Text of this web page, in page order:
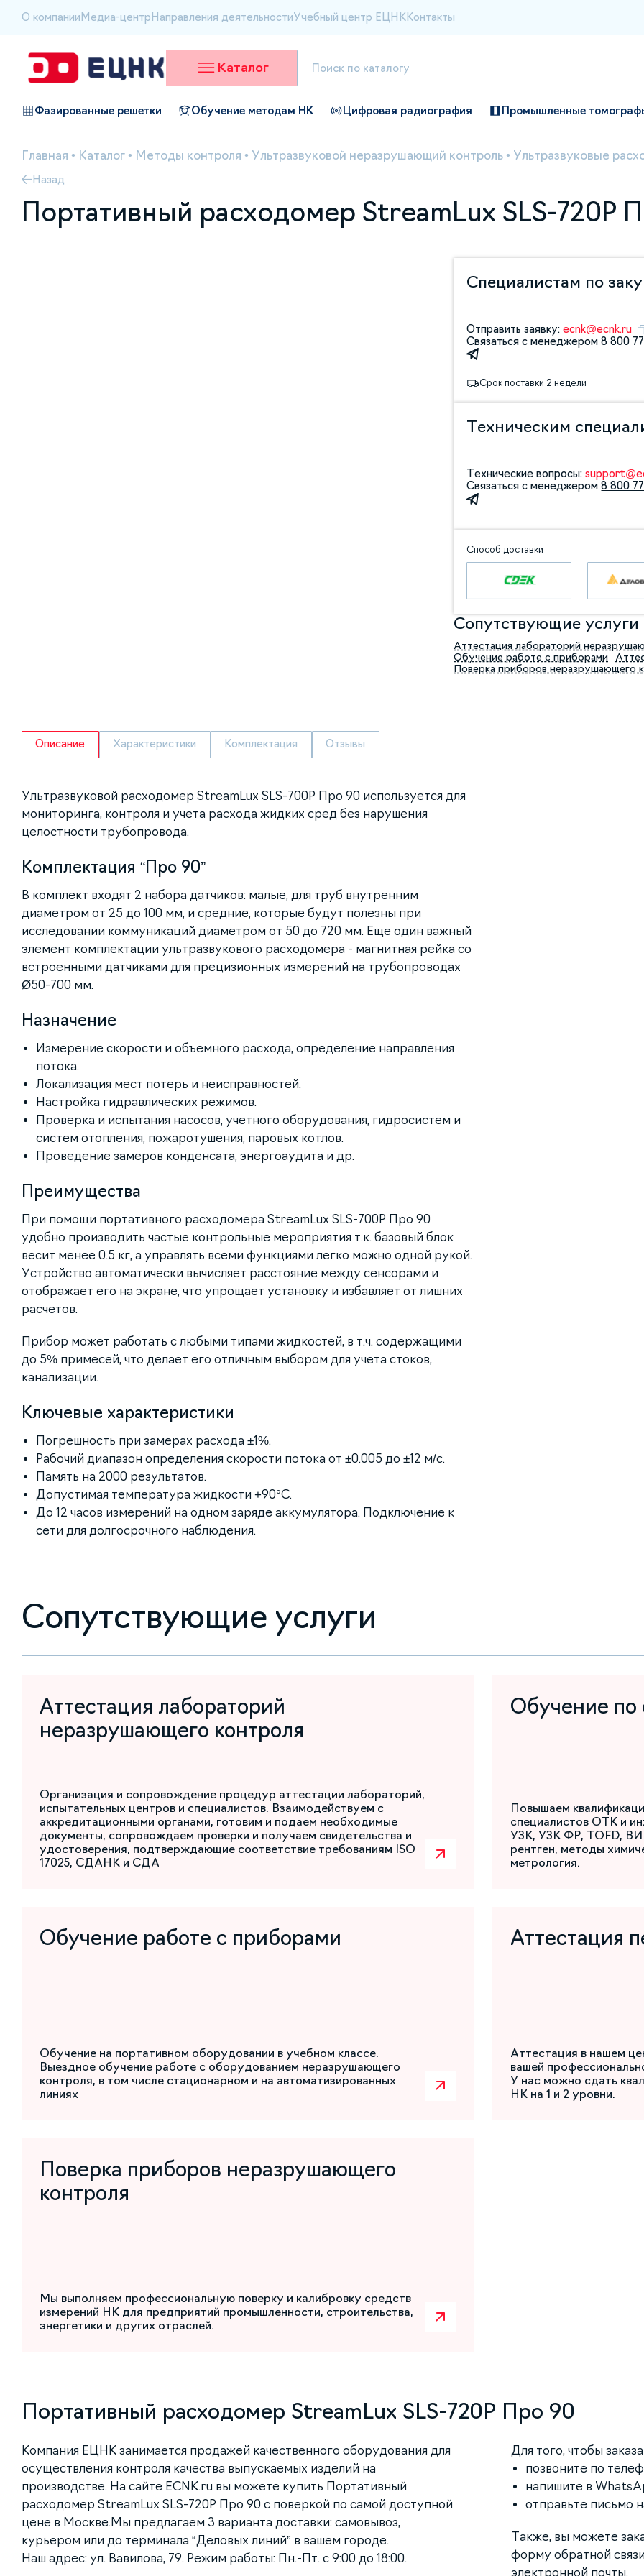
О компании Медиа-центр Направления деятельностиУчебный центр ЕЦНК Контакты
Каталог
Фазированные решетки Обучение методам НК Цифровая радиография Промышленные
Главная • Каталог • Методы контроля • Ультразвуковой неразрушающий контроль • Ультразвуковые
Назад
Портативный расходомер StreamLux SLS-720P
Специалистам по
Отправить заявку:ecnk@ecnk.ru
Связаться с менеджером8 800
Срок поставки 2 недели
Техническим
Технические вопросы:
Связаться с менеджером8 800
Способ доставки
Сопутствующие услуги
Аттестация лабораторий
Обучение работе с приборами
Поверка приборов неразрушающего
Описание Характеристики Комплектация Отзывы
Ультразвуковой расходомер StreamLux SLS-700P Про 90 используется для
мониторинга, контроля и учета расхода жидких сред без нарушения
целостности трубопровода.
Комплектация “Про 90”
В комплект входят 2 набора датчиков: малые, для труб внутренним
диаметром от 25 до 100 мм, и средние, которые будут полезны при
исследовании коммуникаций диаметром от 50 до 720 мм. Еще один важный
элемент комплектации ультразвукового расходомера - магнитная рейка со
встроенными датчиками для прецизионных измерений на трубопроводах
Ø50-700 мм.
Назначение
Измерение скорости и объемного расхода, определение направления
потока.
Локализация мест потерь и неисправностей.
Настройка гидравлических режимов.
Проверка и испытания насосов, учетного оборудования, гидросистем и
систем отопления, пожаротушения, паровых котлов.
Проведение замеров конденсата, энергоаудита и др.
Преимущества
При помощи портативного расходомера StreamLux SLS-700P Про 90
удобно производить частые контрольные мероприятия т.к. базовый блок
весит менее 0.5 кг, а управлять всеми функциями легко можно одной рукой.
Устройство автоматически вычисляет расстояние между сенсорами и
отображает его на экране, что упрощает установку и избавляет от лишних
расчетов.
Прибор может работать с любыми типами жидкостей, в т.ч. содержащими
до 5% примесей, что делает его отличным выбором для учета стоков,
канализации.
Ключевые характеристики
Погрешность при замерах расхода ±1%.
Рабочий диапазон определения скорости потока от ±0.005 до ±12 м/с.
Память на 2000 результатов.
Допустимая температура жидкости +90°С.
До 12 часов измерений на одном заряде аккумулятора. Подключение к
сети для долгосрочного наблюдения.
Сопутствующие услуги
Аттестация лабораторий
неразрушающего контроля
Организация и сопровождение процедур аттестации лабораторий,
испытательных центров и специалистов. Взаимодействуем с
аккредитационными органами, готовим и подаем необходимые
документы, сопровождаем проверки и получаем свидетельства и
удостоверения, подтверждающие соответствие требованиям ISO
17025, СДАНК и СДА
Обучение
Повышаем
специалистов ОТК и
УЗК, УЗК ФР, TOFD,
рентген, методы
метрология.
Обучение работе с приборами
Обучение на портативном оборудовании в учебном классе.
Выездное обучение работе с оборудованием неразрушающего
контроля, в том числе стационарном и на автоматизированных
линиях
Аттестация
Аттестация в нашем
вашей
У нас можно сдать
НК на 1 и 2 уровни.
Поверка приборов неразрушающего
контроля
Мы выполняем профессиональную поверку и калибровку средств
измерений НК для предприятий промышленности, строительства,
энергетики и других отраслей.
Портативный расходомер StreamLux SLS-720P Про 90
Компания ЕЦНК занимается продажей качественного оборудования для
осуществления контроля качества выпускаемых изделий на
производстве. На сайте ECNK.ru вы можете купить Портативный
расходомер StreamLux SLS-720P Про 90 с поверкой по самой доступной
цене в Москве.Мы предлагаем 3 варианта доставки: самовывоз,
курьером или до терминала “Деловых линий” в вашем городе.
Наш адрес: ул. Вавилова, 79. Режим работы: Пн.-Пт. с 9:00 до 18:00.
Для того, чтобы
позвоните по
напишите в
отправьте письмо
Также, вы можете
форму обратной
электронной почты.